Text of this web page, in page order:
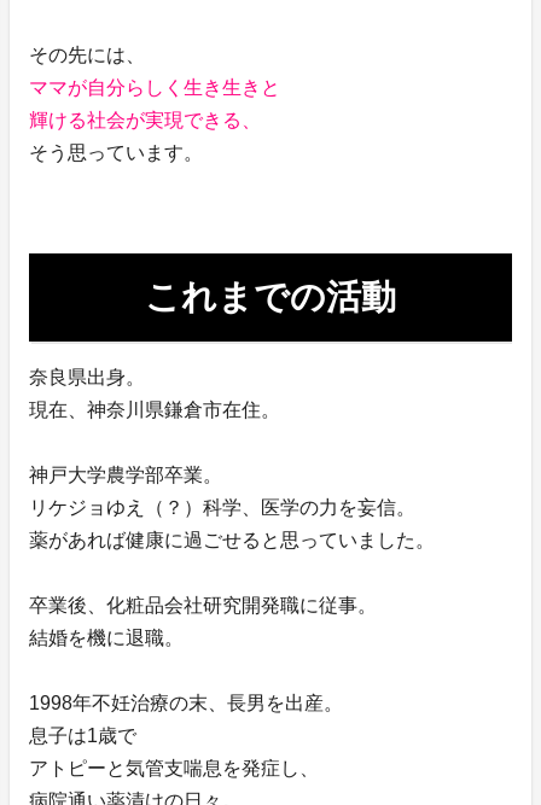
その先には、
ママが自分らしく生き生きと
輝ける社会が実現できる、
そう思っています。
これまでの活動
奈良県出身。
現在、神奈川県鎌倉市在住。
神戸大学農学部卒業。
リケジョゆえ（？）科学、医学の力を妄信。
薬があれば健康に過ごせると思っていました。
卒業後、化粧品会社研究開発職に従事。
結婚を機に退職。
1998年不妊治療の末、長男を出産。
息子は1歳で
アトピーと気管支喘息を発症し、
病院通い薬漬けの日々。